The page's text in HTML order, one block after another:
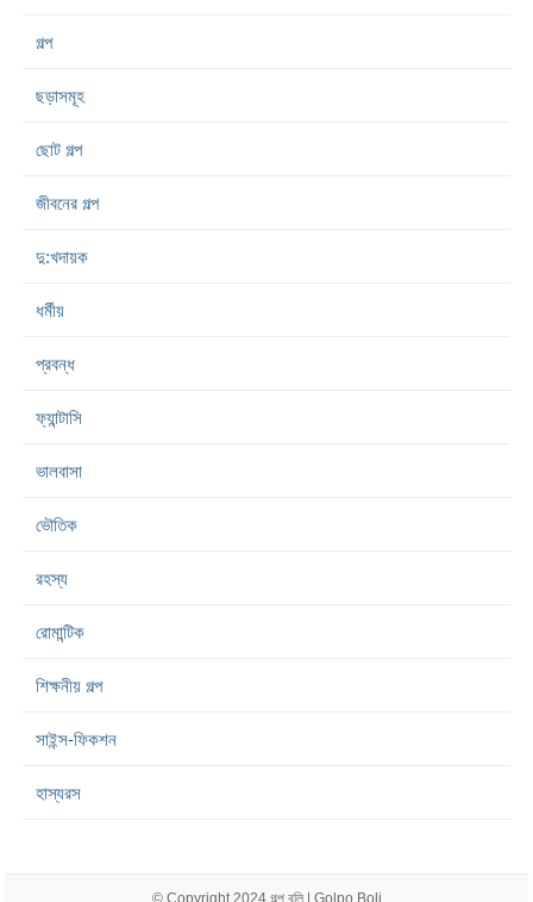
গল্প
ছড়াসমূহ
ছোট গল্প
জীবনের গল্প
দু:খদায়ক
ধর্মীয়
প্রবন্ধ
ফ্যান্টাসি
ভালবাসা
ভৌতিক
রহস্য
রোমান্টিক
শিক্ষনীয় গল্প
সাইন্স-ফিকশন
হাস্যরস
© Copyright 2024 গল্প বলি | Golpo Boli